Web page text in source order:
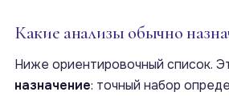
Какие анализы обычно
Ниже ориентировочный список.
назначение: точный набор